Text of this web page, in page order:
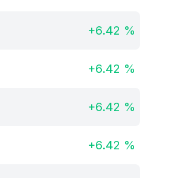
+6.42 %
+6.42 %
+6.42 %
+6.42 %